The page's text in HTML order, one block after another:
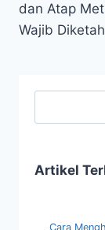
dan Atap
Wajib
Artikel
Cara